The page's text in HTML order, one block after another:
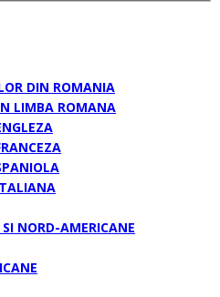
DIN ROMANIA
LIMBA ROMANA
NORD-AMERICANE